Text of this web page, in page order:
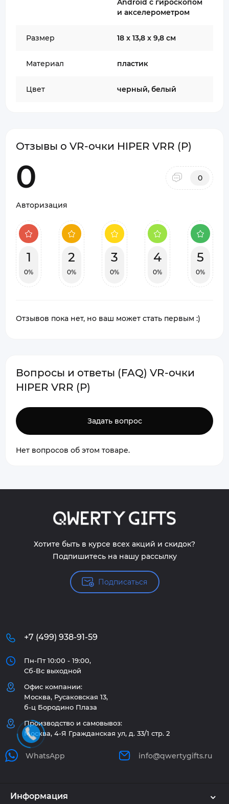
Android с гироскопом
и акселерометром
Размер 18 x 13,8 x 9,8 см
Материал пластик
Цвет черный, белый
Отзывы о VR-очки HIPER VRR (Р)
0 0
Авторизация
1
0%
2
0%
3
0%
4
0%
5
0%
Отзывов пока нет, но ваш может стать первым :)
Вопросы и ответы (FAQ) VR-очки
HIPER VRR (Р)
Задать вопрос
Нет вопросов об этом товаре.
Хотите быть в курсе всех акций и скидок?
Подпишитесь на нашу рассылку
Подписаться
+7 (499) 938-91-59
Пн-Пт 10:00 - 19:00,
Сб-Вс выходной
Офис компании:
Москва, Русаковская 13,
б-ц Бородино Плаза
Производство и самовывоз:
Москва, 4-Я Гражданская ул, д. 33/1 стр. 2
WhatsApp info@qwertygifts.ru
Информация